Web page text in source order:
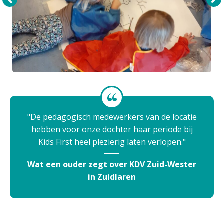
De pedagogisch medewerkers van de locatie
hebben voor onze dochter haar periode bij
Kids First heel plezierig laten verlopen.
Wat een ouder zegt over KDV Zuid-Wester
in Zuidlaren